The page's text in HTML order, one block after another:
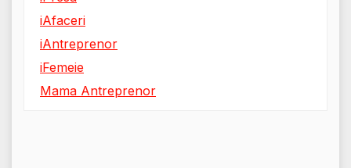
iAfaceri
iAntreprenor
iFemeie
Mama Antreprenor